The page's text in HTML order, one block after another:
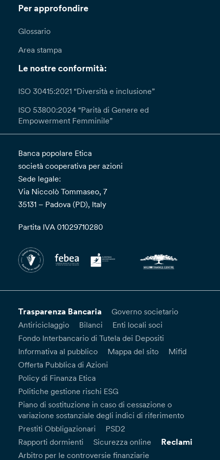
Per approfondire
Glossario
Area stampa
Le nostre conformità:
ISO 30415:2021 “Diversità e inclusione”
ISO 53800:2024 “Parità di Genere ed
Empowerment Femminile”
Banca popolare Etica
società cooperativa per azioni
Sede legale:
Via Niccolò Tommaseo, 7
35131 – Padova (PD), Italy
Partita IVA 01029710280
Trasparenza Bancaria
Governo societario
Antiriciclaggio
Bilanci
Enti locali soci
Fondo Interbancario di Tutela dei Depositi
Informativa al pubblico
Mappa del sito
Mifid
Offerta Pubblica di Azioni
Policy di Finanza Etica
Politiche gestione rischi ESG
Piano di sostituzione in caso di cessazione o
variazione sostanziale degli indici di riferimento
Prestiti Obbligazionari
PSD2
Rapporti dormienti
Sicurezza online Reclami
Arbitro per le controversie finanziarie